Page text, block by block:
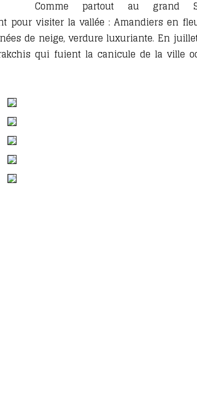
Comme partout au grand
pour visiter la vallée : Amandiers en
de neige, verdure luxuriante. En
qui fuient la canicule de la ville